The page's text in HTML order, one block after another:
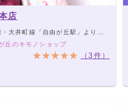
店
井町線「自由が丘駅」より徒歩3分
丘のキモノショップ
（3件）